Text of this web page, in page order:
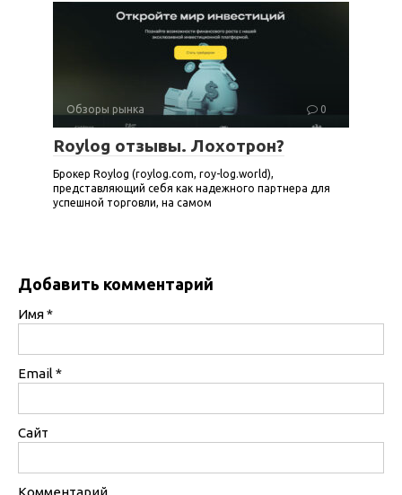
Обзоры рынка 0
Roylog отзывы. Лохотрон?
Брокер Roylog (roylog.com, roy-log.world),
представляющий себя как надежного партнера для
успешной торговли, на самом
Добавить комментарий
Имя*
Email *
Сайт
Комментарий